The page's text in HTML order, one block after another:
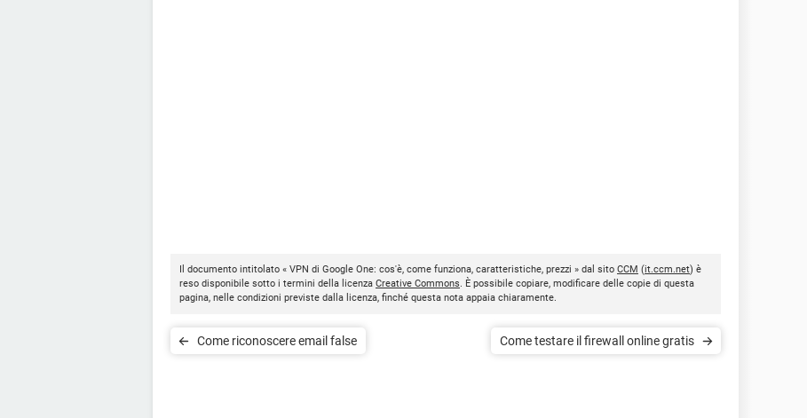
Il documento intitolato « VPN di Google One: cos'è, come funziona, caratteristiche, prezzi » dal sito CCM (it.ccm.net) è
reso disponibile sotto i termini della licenza Creative Commons. È possibile copiare, modificare delle copie di questa
pagina, nelle condizioni previste dalla licenza, finché questa nota appaia chiaramente.
Come riconoscere email false Come testare il firewall online gratis